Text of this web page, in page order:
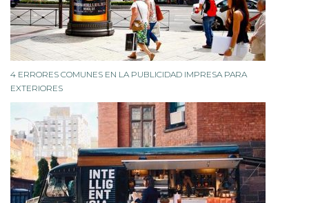
4 ERRORES COMUNES EN LA PUBLICIDAD IMPRESA PARA
EXTERIORES